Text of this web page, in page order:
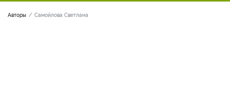
Авторы Самойлова Светлана